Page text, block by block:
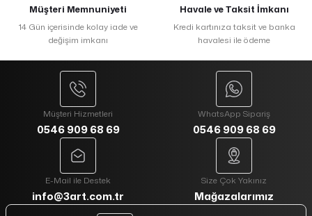
Müşteri Memnuniyeti
14 Gün içerisinde kolay iade ve
değişim imkanı
Havale ve Taksit İmkanı
Kredi kartınıza taksit ve banka
havalesi ile ödeme
Müşteri Hizmetleri
0546 909 68 69
WhatsApp Sipariş
0546 909 68 69
E-Mail ile Destek
info@3art.com.tr
Size Çok Yakınız
Mağazalarımız